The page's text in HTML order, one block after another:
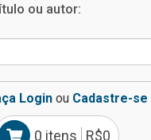
ou autor:
Login ou Cadastre-se
0 itens R$0